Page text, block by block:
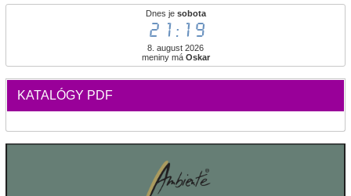
Dnes je sobota
21:19
8. august 2026
meniny má Oskar
KATALÓGY PDF